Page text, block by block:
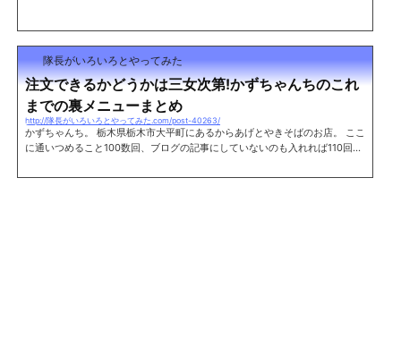
隊長がいろいろとやってみた
注文できるかどうかは三女次第!かずちゃんちのこれ
までの裏メニューまとめ
http://隊長がいろいろとやってみた.com/post-40263/
かずちゃんち。 栃木県栃木市大平町にあるからあげとやきそばのお店。 ここ
に通いつめること100数回、ブログの記事にしていないのも入れれば110回は
思うかもしれないが、やはり気軽に立ち寄れるスタイルであるということと